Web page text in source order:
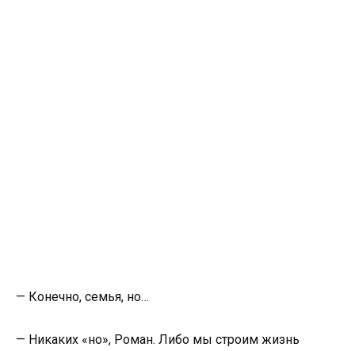
— Конечно, семья, но…
— Никаких «но», Роман. Либо мы строим жизнь